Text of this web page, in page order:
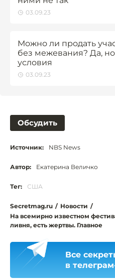
03.09.23
Можно ли продать
без межевания? Да, но
условия
03.09.23
Обсудить
Источник: NBS News
Автор: Екатерина Величко
Тег: США
Secretmag.ru / Новости /
На всемирно известном
ливня, есть жертвы. Главное
Все
в